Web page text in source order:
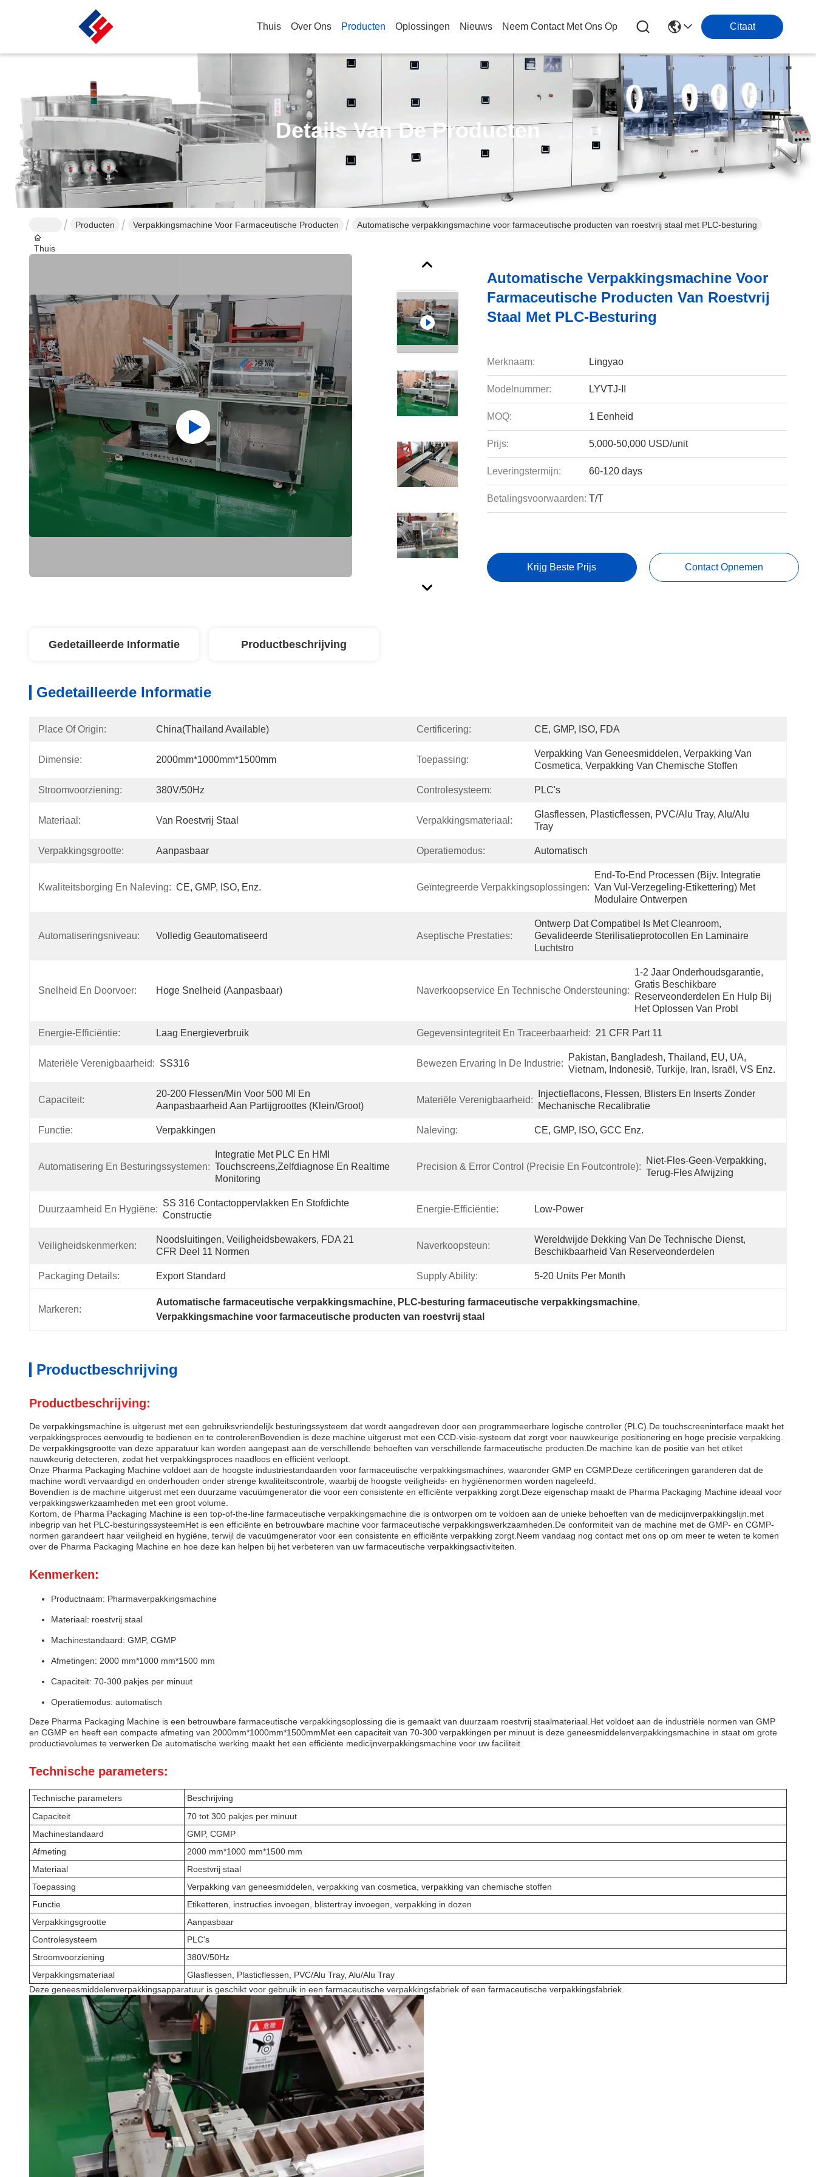
Thuis Over Ons Producten Oplossingen Nieuws Neem Contact Met Ons Op Citaat
Details Van De Producten
Thuis
Producten Verpakkingsmachine Voor Farmaceutische Producten Automatische verpakkingsmachine voor farmaceutische producten van roestvrij staal met PLC-besturing
Automatische Verpakkingsmachine Voor
Farmaceutische Producten Van Roestvrij
Staal Met PLC-Besturing
Merknaam: Lingyao
Modelnummer: LYVTJ-II
MOQ: 1 Eenheid
Prijs: 5,000-50,000 USD/unit
Leveringstermijn: 60-120 days
Betalingsvoorwaarden: T/T
Krijg Beste Prijs Contact Opnemen
Gedetailleerde Informatie Productbeschrijving
Gedetailleerde Informatie
Place Of Origin: China(Thailand Available) Certificering: CE, GMP, ISO, FDA
Dimensie: 2000mm*1000mm*1500mm Toepassing:
Verpakking Van Geneesmiddelen, Verpakking Van
Cosmetica, Verpakking Van Chemische Stoffen
Stroomvoorziening: 380V/50Hz Controlesysteem: PLC's
Materiaal: Van Roestvrij Staal Verpakkingsmateriaal:
Glasflessen, Plasticflessen, PVC/Alu Tray, Alu/Alu
Tray
Verpakkingsgrootte: Aanpasbaar Operatiemodus: Automatisch
Kwaliteitsborging En Naleving: CE, GMP, ISO, Enz. Geïntegreerde Verpakkingsoplossingen:
End-To-End Processen (bijv. Integratie
Van Vul-Verzegeling-Etikettering) Met
Modulaire Ontwerpen
Automatiseringsniveau: Volledig Geautomatiseerd Aseptische Prestaties:
Ontwerp Dat Compatibel Is Met Cleanroom,
Gevalideerde Sterilisatieprotocollen En Laminaire
Luchtstro
Snelheid En Doorvoer: Hoge Snelheid (aanpasbaar) Naverkoopservice En Technische Ondersteuning:
1-2 Jaar Onderhoudsgarantie,
Gratis Beschikbare
Reserveonderdelen En Hulp Bij
Het Oplossen Van Probl
Energie-Efficiëntie: Laag Energieverbruik Gegevensintegriteit En Traceerbaarheid: 21 CFR Part 11
Materiële Verenigbaarheid: SS316 Bewezen Ervaring In De Industrie:
Pakistan, Bangladesh, Thailand, EU, UA,
Vietnam, Indonesië, Turkije, Iran, Israël, VS Enz.
Capaciteit:
20-200 Flessen/min Voor 500 Ml En
Aanpasbaarheid Aan Partijgroottes (klein/groot)
Materiële Verenigbaarheid:
Injectieflacons, Flessen, Blisters En Inserts Zonder
Mechanische Recalibratie
Functie: Verpakkingen Naleving: CE, GMP, ISO, GCC Enz.
Automatisering En Besturingssystemen:
Integratie Met PLC En HMI
Touchscreens,zelfdiagnose En Realtime
Monitoring
Precision & Error Control (Precisie En Foutcontrole):
Niet-Fles-Geen-Verpakking,
Terug-Fles Afwijzing
Duurzaamheid En Hygiëne:
SS 316 Contactoppervlakken En Stofdichte
Constructie
Energie-Efficiëntie: Low-Power
Veiligheidskenmerken:
Noodsluitingen, Veiligheidsbewakers, FDA 21
CFR Deel 11 Normen
Naverkoopsteun:
Wereldwijde Dekking Van De Technische Dienst,
Beschikbaarheid Van Reserveonderdelen
Packaging Details: Export Standard Supply Ability: 5-20 Units Per Month
Markeren:
Automatische farmaceutische verpakkingsmachine, PLC-besturing farmaceutische verpakkingsmachine,
Verpakkingsmachine voor farmaceutische producten van roestvrij staal
Productbeschrijving
Productbeschrijving:
De verpakkingsmachine is uitgerust met een gebruiksvriendelijk besturingssysteem dat wordt aangedreven door een programmeerbare logische controller (PLC).De touchscreeninterface maakt het
verpakkingsproces eenvoudig te bedienen en te controlerenBovendien is deze machine uitgerust met een CCD-visie-systeem dat zorgt voor nauwkeurige positionering en hoge precisie verpakking.
De verpakkingsgrootte van deze apparatuur kan worden aangepast aan de verschillende behoeften van verschillende farmaceutische producten.De machine kan de positie van het etiket
nauwkeurig detecteren, zodat het verpakkingsproces naadloos en efficiënt verloopt.
Onze Pharma Packaging Machine voldoet aan de hoogste industriestandaarden voor farmaceutische verpakkingsmachines, waaronder GMP en CGMP.Deze certificeringen garanderen dat de
machine wordt vervaardigd en onderhouden onder strenge kwaliteitscontrole, waarbij de hoogste veiligheids- en hygiënenormen worden nageleefd.
Bovendien is de machine uitgerust met een duurzame vacuümgenerator die voor een consistente en efficiënte verpakking zorgt.Deze eigenschap maakt de Pharma Packaging Machine ideaal voor
verpakkingswerkzaamheden met een groot volume.
Kortom, de Pharma Packaging Machine is een top-of-the-line farmaceutische verpakkingsmachine die is ontworpen om te voldoen aan de unieke behoeften van de medicijnverpakkingslijn.met
inbegrip van het PLC-besturingssysteemHet is een efficiënte en betrouwbare machine voor farmaceutische verpakkingswerkzaamheden.De conformiteit van de machine met de GMP- en CGMP-
normen garandeert haar veiligheid en hygiëne, terwijl de vacuümgenerator voor een consistente en efficiënte verpakking zorgt.Neem vandaag nog contact met ons op om meer te weten te komen
over de Pharma Packaging Machine en hoe deze kan helpen bij het verbeteren van uw farmaceutische verpakkingsactiviteiten.
Kenmerken:
Productnaam: Pharmaverpakkingsmachine
Materiaal: roestvrij staal
Machinestandaard: GMP, CGMP
Afmetingen: 2000 mm*1000 mm*1500 mm
Capaciteit: 70-300 pakjes per minuut
Operatiemodus: automatisch
Deze Pharma Packaging Machine is een betrouwbare farmaceutische verpakkingsoplossing die is gemaakt van duurzaam roestvrij staalmateriaal.Het voldoet aan de industriële normen van GMP
en CGMP en heeft een compacte afmeting van 2000mm*1000mm*1500mmMet een capaciteit van 70-300 verpakkingen per minuut is deze geneesmiddelenverpakkingsmachine in staat om grote
productievolumes te verwerken.De automatische werking maakt het een efficiënte medicijnverpakkingsmachine voor uw faciliteit.
Technische parameters:
Technische parameters
Beschrijving
Capaciteit
70 tot 300 pakjes per minuut
Machinestandaard
GMP, CGMP
Afmeting
2000 mm*1000 mm*1500 mm
Materiaal
Roestvrij staal
Toepassing
Verpakking van geneesmiddelen, verpakking van cosmetica, verpakking van chemische stoffen
Functie
Etiketteren, instructies invoegen, blistertray invoegen, verpakking in dozen
Verpakkingsgrootte
Aanpasbaar
Controlesysteem
PLC's
Stroomvoorziening
380V/50Hz
Verpakkingsmateriaal
Glasflessen, Plasticflessen, PVC/Alu Tray, Alu/Alu Tray
Deze geneesmiddelenverpakkingsapparatuur is geschikt voor gebruik in een farmaceutische verpakkingsfabriek of een farmaceutische verpakkingsfabriek.